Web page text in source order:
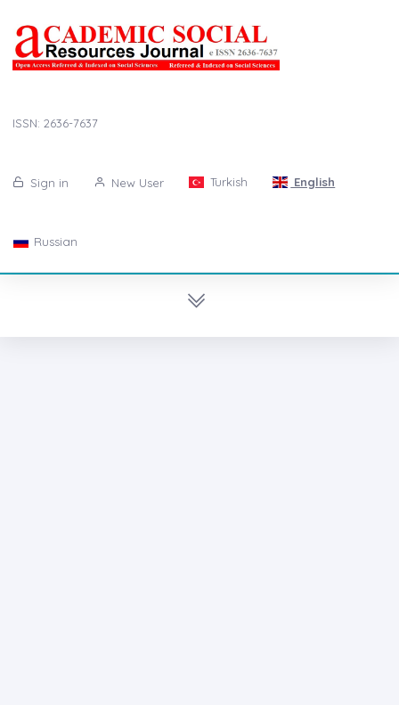
ISSN: 2636-7637
Sign in New User Turkish English
Russian